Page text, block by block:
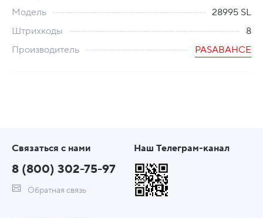
Модель
28995 SL
Штрихкоды
8
Производитель
PASABAHCE
Связаться с нами
8 (800) 302-75-97
Обратная связь
Наш Телеграм-канал